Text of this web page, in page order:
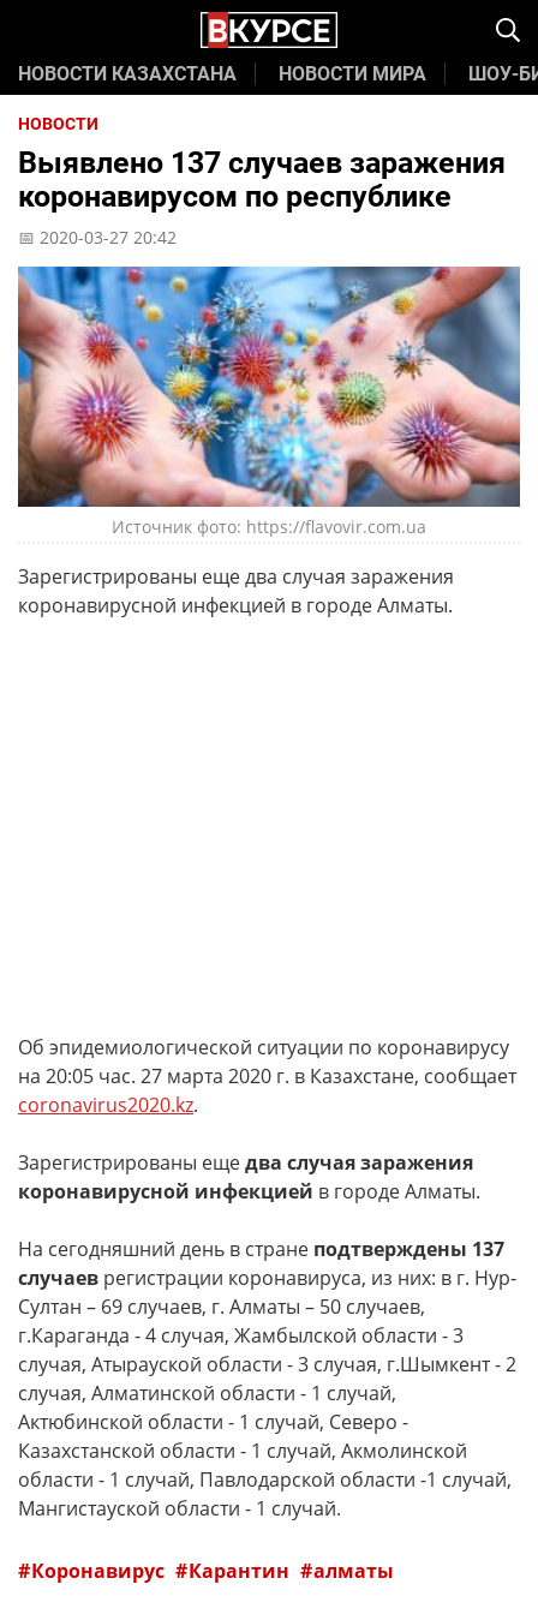
НОВОСТИ КАЗАХСТАНА НОВОСТИ МИРА ШОУ-
НОВОСТИ
Выявлено 137 случаев заражения
коронавирусом по республике
📅 2020-03-27 20:42
Источник фото: https://flavovir.com.ua
Зарегистрированы еще два случая заражения
коронавирусной инфекцией в городе Алматы.
Об эпидемиологической ситуации по коронавирусу
на 20:05 час. 27 марта 2020 г. в Казахстане, сообщает
coronavirus2020.kz.
Зарегистрированы ещедва случая заражения
коронавирусной инфекцией в городе Алматы.
На сегодняшний день в стране подтверждены 137
случаев регистрации коронавируса, из них: в г. Нур-
Султан – 69 случаев, г. Алматы – 50 случаев,
г.Караганда - 4 случая, Жамбылской области - 3
случая, Атырауской области - 3 случая, г.Шымкент - 2
случая, Алматинской области - 1 случай,
Актюбинской области - 1 случай, Северо -
Казахстанской области - 1 случай, Акмолинской
области - 1 случай, Павлодарской области -1 случай,
Мангистауской области - 1 случай.
Коронавирус Карантин алматы